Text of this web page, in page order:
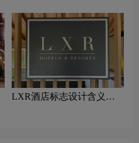
念
LXR酒店标志设计含义及